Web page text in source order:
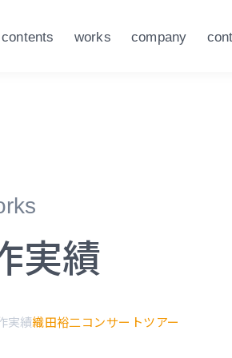
contents works company
実績
実績織田裕二コンサートツアー